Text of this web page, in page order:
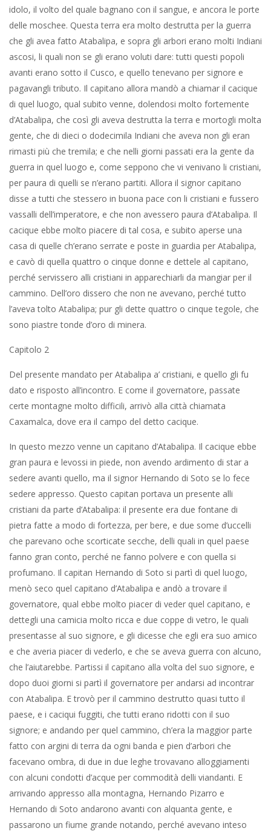
idolo, il volto del quale bagnano con il sangue, e ancora le porte
delle moschee. Questa terra era molto destrutta per la guerra
che gli avea fatto Atabalipa, e sopra gli arbori erano molti Indiani
ascosi, li quali non se gli erano voluti dare: tutti questi popoli
avanti erano sotto il Cusco, e quello tenevano per signore e
pagavangli tributo. Il capitano allora mandò a chiamar il cacique
di quel luogo, qual subito venne, dolendosi molto fortemente
d’Atabalipa, che così gli aveva destrutta la terra e mortogli molta
gente, che di dieci o dodecimila Indiani che aveva non gli eran
rimasti più che tremila; e che nelli giorni passati era la gente da
guerra in quel luogo e, come seppono che vi venivano li cristiani,
per paura di quelli se n’erano partiti. Allora il signor capitano
disse a tutti che stessero in buona pace con li cristiani e fussero
vassalli dell’imperatore, e che non avessero paura d’Atabalipa. Il
cacique ebbe molto piacere di tal cosa, e subito aperse una
casa di quelle ch’erano serrate e poste in guardia per Atabalipa,
e cavò di quella quattro o cinque donne e dettele al capitano,
perché servissero alli cristiani in apparechiarli da mangiar per il
cammino. Dell’oro dissero che non ne avevano, perché tutto
l’aveva tolto Atabalipa; pur gli dette quattro o cinque tegole, che
sono piastre tonde d’oro di minera.
Capitolo 2
Del presente mandato per Atabalipa a’ cristiani, e quello gli fu
dato e risposto all’incontro. E come il governatore, passate
certe montagne molto difficili, arrivò alla città chiamata
Caxamalca, dove era il campo del detto cacique.
In questo mezzo venne un capitano d’Atabalipa. Il cacique ebbe
gran paura e levossi in piede, non avendo ardimento di star a
sedere avanti quello, ma il signor Hernando di Soto se lo fece
sedere appresso. Questo capitan portava un presente alli
cristiani da parte d’Atabalipa: il presente era due fontane di
pietra fatte a modo di fortezza, per bere, e due some d’uccelli
che parevano oche scorticate secche, delli quali in quel paese
fanno gran conto, perché ne fanno polvere e con quella si
profumano. Il capitan Hernando di Soto si partì di quel luogo,
menò seco quel capitano d’Atabalipa e andò a trovare il
governatore, qual ebbe molto piacer di veder quel capitano, e
dettegli una camicia molto ricca e due coppe di vetro, le quali
presentasse al suo signore, e gli dicesse che egli era suo amico
e che averia piacer di vederlo, e che se aveva guerra con alcuno,
che l’aiutarebbe. Partissi il capitano alla volta del suo signore, e
dopo duoi giorni si partì il governatore per andarsi ad incontrar
con Atabalipa. E trovò per il cammino destrutto quasi tutto il
paese, e i caciqui fuggiti, che tutti erano ridotti con il suo
signore; e andando per quel cammino, ch’era la maggior parte
fatto con argini di terra da ogni banda e pien d’arbori che
facevano ombra, di due in due leghe trovavano alloggiamenti
con alcuni condotti d’acque per commodità delli viandanti. E
arrivando appresso alla montagna, Hernando Pizarro e
Hernando di Soto andarono avanti con alquanta gente, e
passarono un fiume grande notando, perché avevano inteso